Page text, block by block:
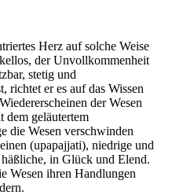
Herz auf solche Weise
der Unvollkommenheit
stetig und
richtet er es auf das Wissen
der Wesen
dem geläutertem
die Wesen verschwinden
(upapajjati), niedrige und
in Glück und Elend.
Wesen ihren Handlungen